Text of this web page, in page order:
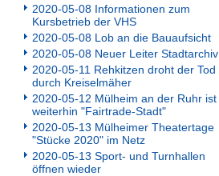
2020-05-08 Informationen zum
Kursbetrieb der VHS
2020-05-08 Lob an die Bauaufsicht
2020-05-08 Neuer Leiter Stadtarchiv
2020-05-11 Rehkitzen droht der Tod
durch Kreiselmäher
2020-05-12 Mülheim an der Ruhr ist
weiterhin "Fairtrade-Stadt"
2020-05-13 Mülheimer Theatertage
"Stücke 2020" im Netz
2020-05-13 Sport- und Turnhallen
öffnen wieder